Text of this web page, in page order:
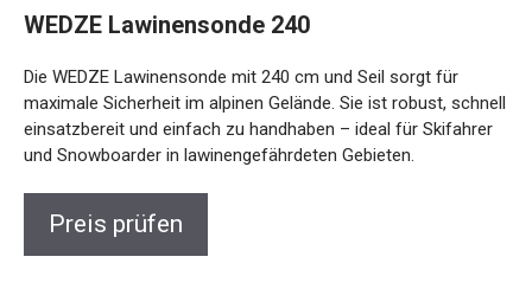
maximale Sicherheit im alpinen Gelände. Sie ist robust,
schnell einsatzbereit und einfach zu handhaben – ideal für
Skifahrer und Snowboarder in lawinengefährdeten Gebieten.